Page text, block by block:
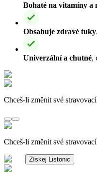
Bohaté na vitamíny a
Obsahuje zdravé tuky
Univerzální a chutné,
Chceš-li změnit své
Chceš-li změnit své
Získej Listonic